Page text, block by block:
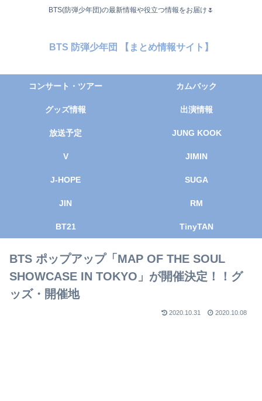
BTS(防弾少年団)の最新情報や役立つ情報をお届け🌷
BTS 防弾少年団 【まとめ情報サイト】
コンサート・ツアー カムバック
グッズ情報 出演情報
放送予定 JUNG KOOK
V JIMIN
J-HOPE SUGA
JIN RM
BT21 TinyTAN
BTS ポップアップ「MAP OF THE SOUL
SHOWCASE IN TOKYO」が開催決定！！グ
ッズ・開催地
2020.10.31 2020.10.08